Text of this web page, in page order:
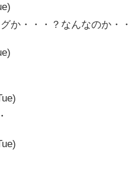
か・・・？なんなのか・・